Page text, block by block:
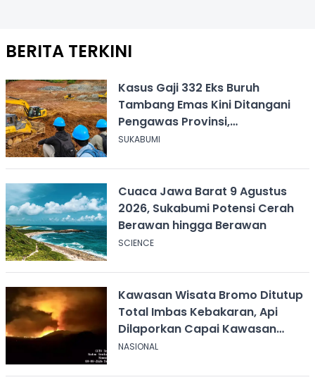
BERITA TERKINI
Kasus Gaji 332 Eks Buruh
Tambang Emas Kini Ditangani
Pengawas Provinsi,
Disnakertrans Sukabumi Terus
SUKABUMI
Cuaca Jawa Barat 9 Agustus
2026, Sukabumi Potensi Cerah
Berawan hingga Berawan
SCIENCE
Kawasan Wisata Bromo Ditutup
Total Imbas Kebakaran, Api
Dilaporkan Capai Kawasan
Sabana
NASIONAL